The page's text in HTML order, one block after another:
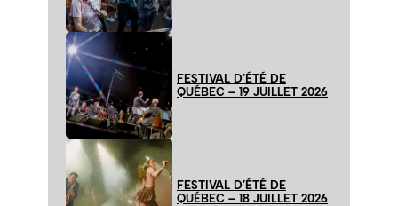
FESTIVAL D’ÉTÉ DE
QUÉBEC – 19 JUILLET 2026
FESTIVAL D’ÉTÉ DE
QUÉBEC – 18 JUILLET 2026